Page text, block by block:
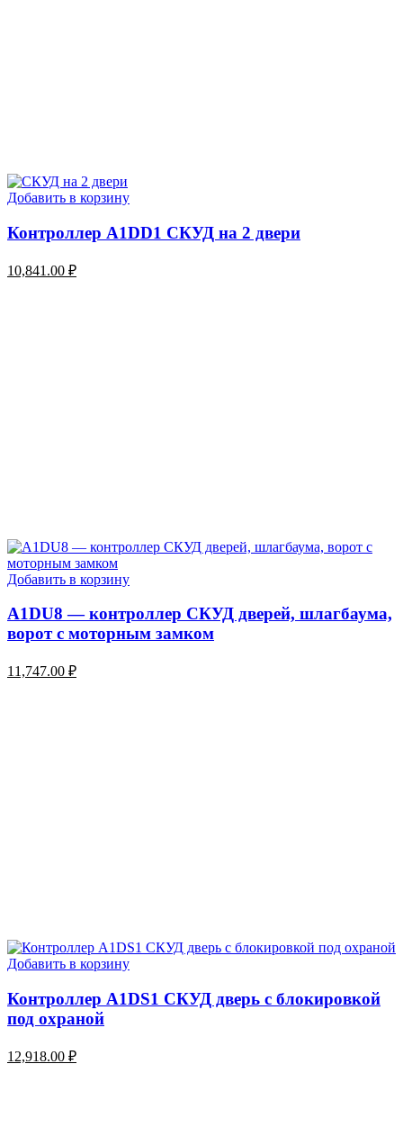
Добавить в корзину
Контроллер A1DD1 СКУД на 2 двери
10,841.00 ₽
Добавить в корзину
A1DU8 — контроллер СКУД дверей, шлагбаума,
ворот с моторным замком
11,747.00 ₽
Добавить в корзину
Контроллер A1DS1 СКУД дверь с блокировкой
под охраной
12,918.00 ₽